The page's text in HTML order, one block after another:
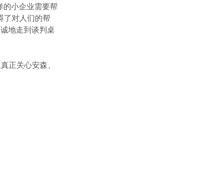
小企业需要帮
了对人们的帮
地走到谈判桌
正关心安森、